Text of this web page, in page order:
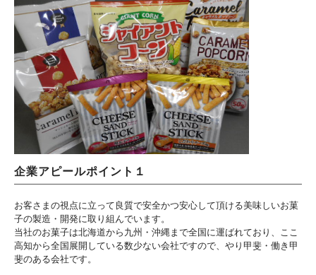
企業アピールポイント１
お客さまの視点に立って良質で安全かつ安心して頂ける美味しいお菓
子の製造・開発に取り組んでいます。
当社のお菓子は北海道から九州・沖縄まで全国に運ばれており、ここ
高知から全国展開している数少ない会社ですので、やり甲斐・働き甲
斐のある会社です。